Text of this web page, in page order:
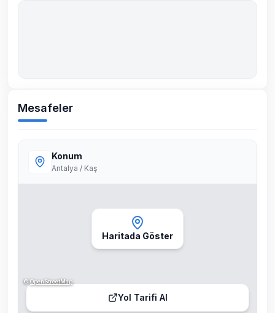
Mesafeler
Konum
Antalya / Kaş
Haritada Göster
Yol Tarifi Al
©OpenStreetMap